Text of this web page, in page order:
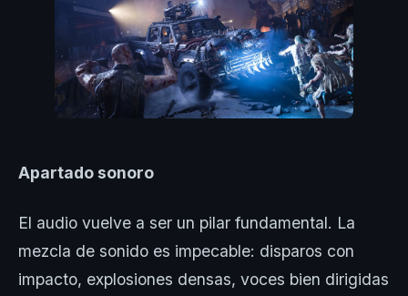
Apartado sonoro
El audio vuelve a ser un pilar fundamental. La
mezcla de sonido es impecable: disparos con
impacto, explosiones densas, voces bien dirigidas